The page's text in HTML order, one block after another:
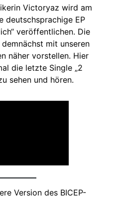
Victoryaz wird am
deutschsprachige EP
veröffentlichen. Die
mit unseren
näher vorstellen. Hier
die letzte Single „2
sehen und hören.
Version des BICEP-